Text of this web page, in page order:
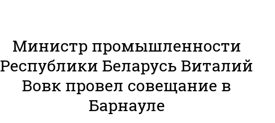
Министр промышленности
Республики Беларусь Виталий
Вовк провел совещание в
Барнауле